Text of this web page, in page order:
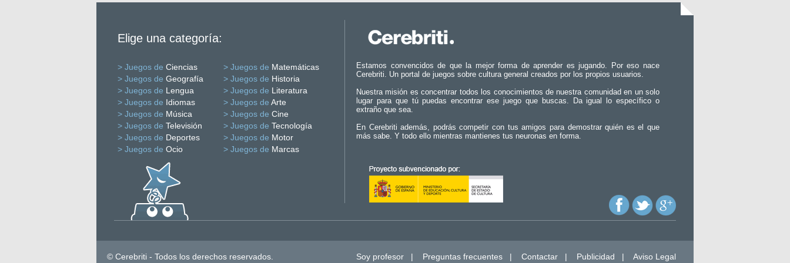
Elige una categoría:
> Juegos de Ciencias > Juegos de Matemáticas
> Juegos de Geografía > Juegos de Historia
> Juegos de Lengua > Juegos de Literatura
> Juegos de Idiomas > Juegos de Arte
> Juegos de Música > Juegos de Cine
> Juegos de Televisión > Juegos de Tecnología
> Juegos de Deportes > Juegos de Motor
> Juegos de Ocio > Juegos de Marcas
Estamos convencidos de que la mejor forma de aprender es jugando. Por eso nace
Cerebriti. Un portal de juegos sobre cultura general creados por los propios usuarios.
Nuestra misión es concentrar todos los conocimientos de nuestra comunidad en un solo
lugar para que tú puedas encontrar ese juego que buscas. Da igual lo específico o
extraño que sea.
En Cerebriti además, podrás competir con tus amigos para demostrar quién es el que
más sabe. Y todo ello mientras mantienes tus neuronas en forma.
© Cerebriti - Todos los derechos reservados. Soy profesor | Preguntas frecuentes | Contactar | Publicidad | Aviso Legal